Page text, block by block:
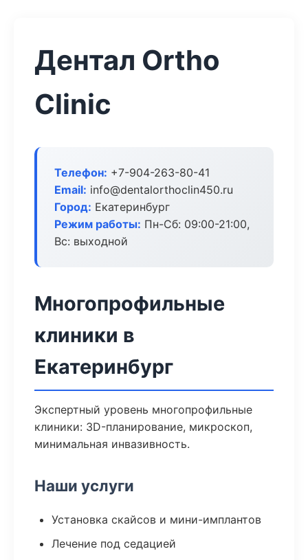
Дентал Ortho
Clinic
Телефон: +7-904-263-80-41
Email: info@dentalorthoclin450.ru
Город: Екатеринбург
Режим работы: Пн-Сб: 09:00-21:00,
Вс: выходной
Многопрофильные
клиники в
Екатеринбург
Экспертный уровень многопрофильные
клиники: 3D-планирование, микроскоп,
минимальная инвазивность.
Наши услуги
Установка скайсов и мини-имплантов
Лечение под седацией